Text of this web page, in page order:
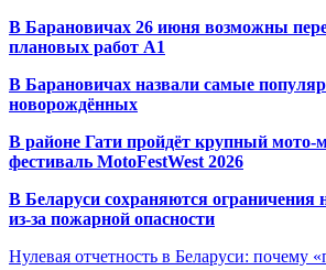
В Барановичах 26 июня возможны
плановых работ A1
В Барановичах назвали самые
новорождённых
В районе Гати пройдёт крупный
фестиваль MotoFestWest 2026
В Беларуси сохраняются ограничения
из-за пожарной опасности
Нулевая отчетность в Беларуси: почему